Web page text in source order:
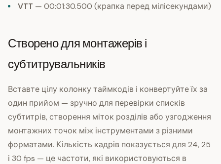
VTT — 00:01:30.500 (крапка перед мілісекундами)
Створено для монтажерів і
субтитрувальників
Вставте цілу колонку таймкодів і конвертуйте їх за
один прийом — зручно для перевірки списків
субтитрів, створення міток розділів або узгодження
монтажних точок між інструментами з різними
форматами. Кількість кадрів показується для 24, 25
і 30 fps — це частоти, які використовуються в